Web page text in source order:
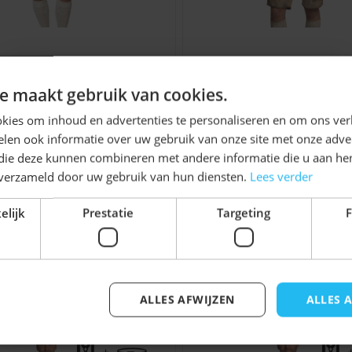
Nederland, geschikt
of geitenleer, wij
weten we precies
besteld op
keuze. Het materiaal
de pasvorm steeds
€ 129,99 € 129,99
iets voor u zijn!
met de tabtoets. U kunt de carrousel overslaan
maakt gebruik van cookies.
om inhoud en advertenties te personaliseren en om ons
ook informatie over uw gebruik van onze site met onze
deze kunnen combineren met andere informatie die u aan
door uw gebruik van hun diensten. Lees verder
Prestatie Targeting
ALLES
ALLES AFWIJZEN
Ontvang5%
KORTING!
Schrijf je nu in voor de nieuwsbrief en ontvang toegang
tot exclusieve kortingen!
Voor- en achternaam
Inschrijven